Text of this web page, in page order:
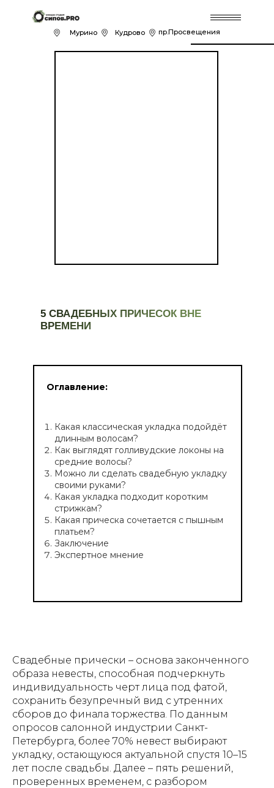
5 СВАДЕБНЫХ ПРИЧЕСОК ВНЕ
ВРЕМЕНИ
Какая классическая укладка подойдёт
длинным волосам?
Как выглядят голливудские локоны на
средние волосы?
Можно ли сделать свадебную укладку
своими руками?
Какая укладка подходит коротким
стрижкам?
Какая прическа сочетается с пышным
платьем?
Заключение
Экспертное мнение
Оглавление:
Муринo Кудрово пр.Просвещения
Свадебные прически – основа законченного
образа невесты, способная подчеркнуть
индивидуальность черт лица под фатой,
сохранить безупречный вид с утренних
сборов до финала торжества. По данным
опросов салонной индустрии Санкт-
Петербурга, более 70% невест выбирают
укладку, остающуюся актуальной спустя 10–15
лет после свадьбы. Далее – пять решений,
проверенных временем, с разбором